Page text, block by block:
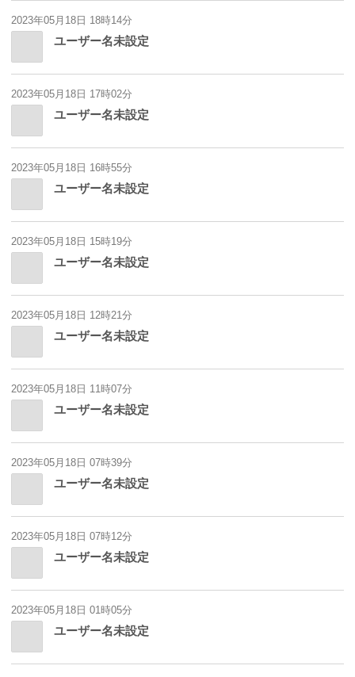
2023年05月18日 18時14分
ユーザー名未設定
2023年05月18日 17時02分
ユーザー名未設定
2023年05月18日 16時55分
ユーザー名未設定
2023年05月18日 15時19分
ユーザー名未設定
2023年05月18日 12時21分
ユーザー名未設定
2023年05月18日 11時07分
ユーザー名未設定
2023年05月18日 07時39分
ユーザー名未設定
2023年05月18日 07時12分
ユーザー名未設定
2023年05月18日 01時05分
ユーザー名未設定